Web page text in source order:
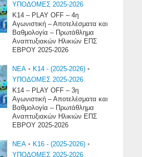
ΥΠΟΔΟΜΕΣ 2025-2026
Κ14 – PLAY OFF – 4η
Αγωνιστική – Αποτελέσματα και
Βαθμολογία – Πρωτάθλημα
Αναπτυξιακών Ηλικιών ΕΠΣ
ΕΒΡΟΥ 2025-2026
NEA • Κ14 - (2025-2026) •
ΥΠΟΔΟΜΕΣ 2025-2026
Κ14 – PLAY OFF – 3η
Αγωνιστική – Αποτελέσματα και
Βαθμολογία – Πρωτάθλημα
Αναπτυξιακών Ηλικιών ΕΠΣ
ΕΒΡΟΥ 2025-2026
NEA • Κ16 - (2025-2026) •
ΥΠΟΔΟΜΕΣ 2025-2026